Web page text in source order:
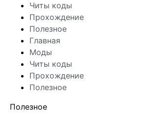
Читы коды
Прохождение
Полезное
Главная
Моды
Читы коды
Прохождение
Полезное
Полезное